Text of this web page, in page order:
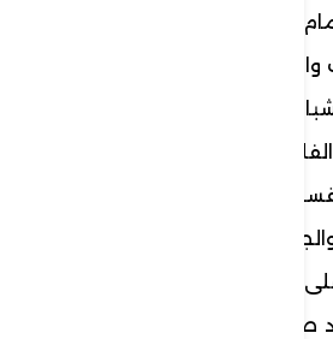
ما تقوم به سلطات
وابعادات والحبس المنزلي
سواء في القدس
الفلسطيني ويجب العمل
الفلسطيني وإنهاء
والنفسي الذي
كافة أرجاء الوطن
صفوف شعبنا تحت راية